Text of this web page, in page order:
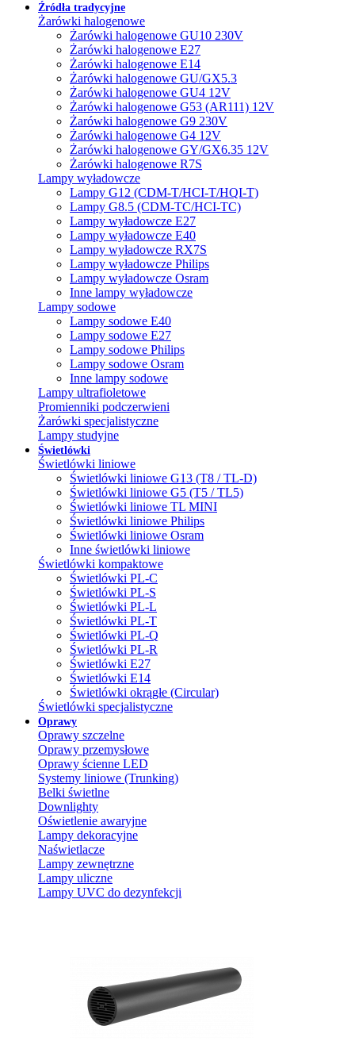
Źródła tradycyjne
Żarówki halogenowe
Żarówki halogenowe GU10 230V
Żarówki halogenowe E27
Żarówki halogenowe E14
Żarówki halogenowe GU/GX5.3
Żarówki halogenowe GU4 12V
Żarówki halogenowe G53 (AR111) 12V
Żarówki halogenowe G9 230V
Żarówki halogenowe G4 12V
Żarówki halogenowe GY/GX6.35 12V
Żarówki halogenowe R7S
Lampy wyładowcze
Lampy G12 (CDM-T/HCI-T/HQI-T)
Lampy G8.5 (CDM-TC/HCI-TC)
Lampy wyładowcze E27
Lampy wyładowcze E40
Lampy wyładowcze RX7S
Lampy wyładowcze Philips
Lampy wyładowcze Osram
Inne lampy wyładowcze
Lampy sodowe
Lampy sodowe E40
Lampy sodowe E27
Lampy sodowe Philips
Lampy sodowe Osram
Inne lampy sodowe
Lampy ultrafioletowe
Promienniki podczerwieni
Żarówki specjalistyczne
Lampy studyjne
Świetlówki
Świetlówki liniowe
Świetlówki liniowe G13 (T8 / TL-D)
Świetlówki liniowe G5 (T5 / TL5)
Świetlówki liniowe TL MINI
Świetlówki liniowe Philips
Świetlówki liniowe Osram
Inne świetlówki liniowe
Świetlówki kompaktowe
Świetlówki PL-C
Świetlówki PL-S
Świetlówki PL-L
Świetlówki PL-T
Świetlówki PL-Q
Świetlówki PL-R
Świetlówki E27
Świetlówki E14
Świetlówki okrągłe (Circular)
Świetlówki specjalistyczne
Oprawy
Oprawy szczelne
Oprawy przemysłowe
Oprawy ścienne LED
Systemy liniowe (Trunking)
Belki świetlne
Downlighty
Oświetlenie awaryjne
Lampy dekoracyjne
Naświetlacze
Lampy zewnętrzne
Lampy uliczne
Lampy UVC do dezynfekcji